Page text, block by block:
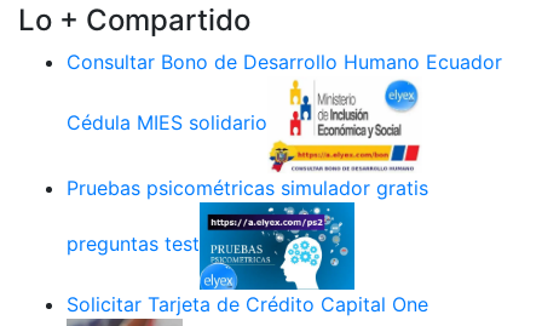
Lo + Compartido
Consultar Bono de Desarrollo Humano Ecuador
Cédula MIES solidario
Pruebas psicométricas simulador gratis
preguntas test
Solicitar Tarjeta de Crédito Capital One